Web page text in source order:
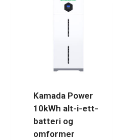
Kamada Power
10kWh alt-i-ett-
batteri og
omformer